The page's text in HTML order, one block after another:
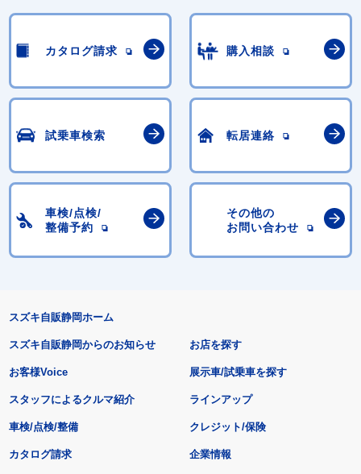
カタログ請求 購入相談
試乗車検索 転居連絡
車検/点検/
整備予約
その他の
お問い合わせ
スズキ自販静岡ホーム
スズキ自販静岡からのお知らせ
お客様Voice
スタッフによるクルマ紹介
お店を探す
展示車/試乗車を探す
ラインアップ
車検/点検/整備 クレジット/保険
カタログ請求 企業情報